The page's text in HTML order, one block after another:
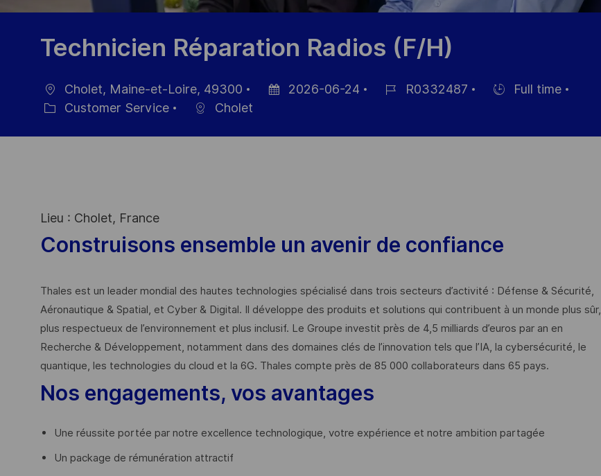
Technicien Réparation Radios (F/H)
Ort
Cholet, Maine-et-Loire, 49300
Veröffentlichung
2026-06-24
R0332487
Full time
Customer Service Cholet
Lieu : Cholet, France
Construisons ensemble un avenir de confiance
Thales est un leader mondial des hautes technologies spécialisé dans trois secteurs d’activité : Défense & Sécurité,
Aéronautique & Spatial, et Cyber & Digital. Il développe des produits et solutions qui contribuent à un monde plus sûr,
plus respectueux de l’environnement et plus inclusif. Le Groupe investit près de 4,5 milliards d’euros par an en
Recherche & Développement, notamment dans des domaines clés de l’innovation tels que l’IA, la cybersécurité, le
quantique, les technologies du cloud et la 6G. Thales compte près de 85 000 collaborateurs dans 65 pays. ​
Nos engagements, vos avantages
Une réussite portée par notre excellence technologique, votre expérience et notre ambition partagée
Un package de rémunération attractif